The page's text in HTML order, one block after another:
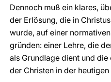
Dennoch muß ein klares,
der Erlösung, die in
wurde, auf einer
gründen: einer Lehre, die
als Grundlage dient und
der Christen in der